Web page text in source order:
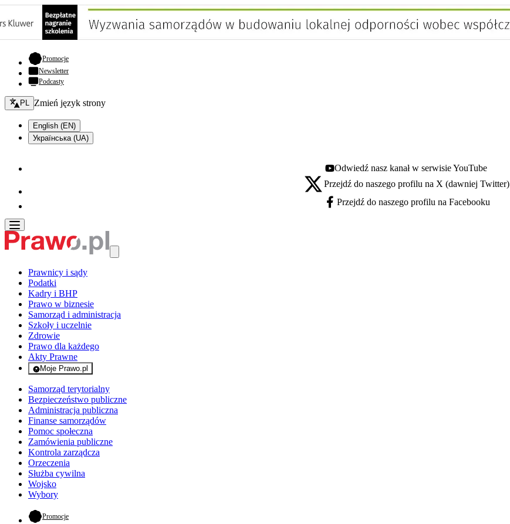
Promocje- otwiera się w nowej karcie
Newsletter
Podcasty
Zmień język - bieżący:
PL Zmień język strony
English (EN)
Українська (UA)
Youtube - otwiera się w nowej karcie
Odwiedź nasz kanał w serwisie YouTube
X - otwiera się w nowej karcie
Przejdź do naszego profilu na X (dawniej Twitter)
Facebook - otwiera się w nowej karcie
Przejdź do naszego profilu na Facebooku
Prawnicy i sądy
Podatki
Kadry i BHP
Prawo w biznesie
Samorząd i administracja
Szkoły i uczelnie
Zdrowie
Prawo dla każdego
Akty Prawne
Moje Prawo.pl
- rejestracja i logowanie do serwisu
Samorząd terytorialny
Bezpieczeństwo publiczne
Administracja publiczna
Finanse samorządów
Pomoc społeczna
Zamówienia publiczne
Kontrola zarządcza
Orzeczenia
Służba cywilna
Wojsko
Wybory
Promocje- otwiera się w nowej karcie